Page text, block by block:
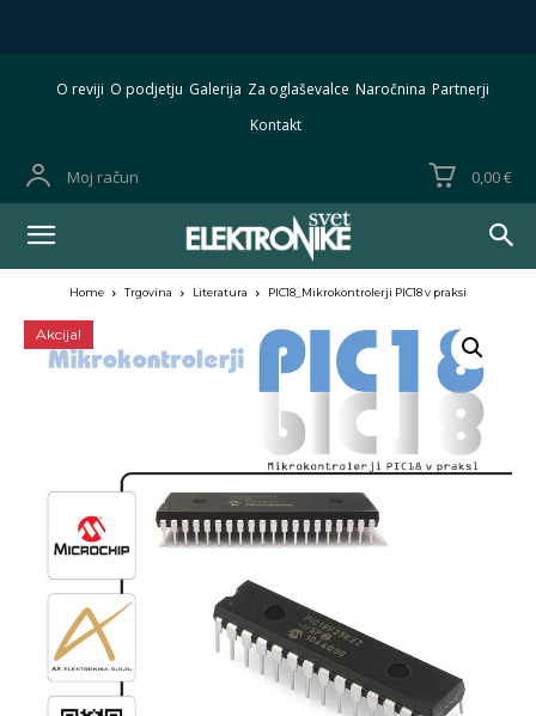
O reviji O podjetju Galerija Za oglaševalce Naročnina Partnerji
Kontakt
Moj račun 0,00 €
Home Trgovina Literatura PIC18_Mikrokontrolerji PIC18 v praksi
Akcija!